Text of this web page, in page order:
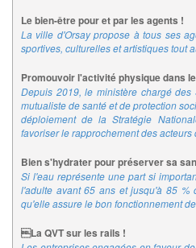
Le bien-être pour et par les agents !
La ville d'Orsay propose à tous ses
sportives, culturelles et artistiques tout
Promouvoir l'activité physique dans
Depuis 2019, le ministère chargé
mutualiste de santé et de protection
déploiement de la Stratégie
favoriser le rapprochement des
Bien s'hydrater pour préserver sa
Si l'eau représente une part si
l'adulte avant 65 ans et jusqu'à 85 %
qu'elle assure le bon fonctionnement
La QVT sur les rails !